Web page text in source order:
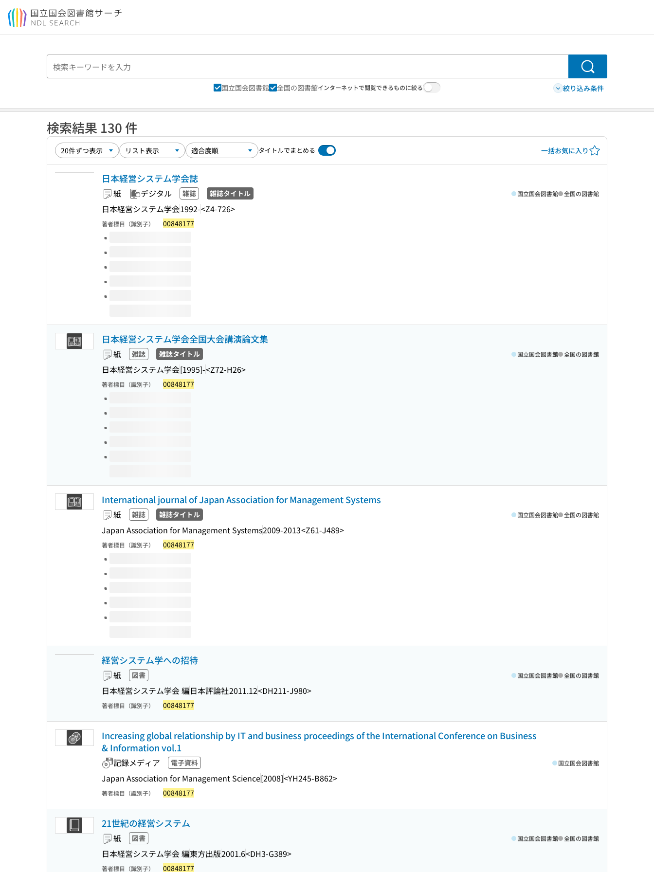
本文へ移動
検索
国立国会図書館 全国の図書館インターネットで閲覧できるものに絞る 絞り込み条件
検索結果 130 件
タイトルでまとめる 一括お気に入り
日本経営システム学会誌
紙 デジタル 雑誌 雑誌タイトル
日本経営システム学会1992-<Z4-726>
国立国会図書館 全国の図書館
著者標目（識別子） 00848177
このタイトルの巻号
日本経営システム学会全国大会講演論文集
紙 雑誌 雑誌タイトル
日本経営システム学会[1995]-<Z72-H26>
国立国会図書館 全国の図書館
著者標目（識別子） 00848177
このタイトルの巻号
International journal of Japan Association for Management Systems
紙 雑誌 雑誌タイトル
Japan Association for Management Systems2009-2013<Z61-J489>
国立国会図書館 全国の図書館
著者標目（識別子） 00848177
このタイトルの巻号
経営システム学への招待
紙 図書
日本経営システム学会 編日本評論社2011.12<DH211-J980>
国立国会図書館 全国の図書館
著者標目（識別子） 00848177
Increasing global relationship by IT and business proceedings of the International Conference on Business
& Information vol.1
記録メディア 電子資料
Japan Association for Management Science[2008]<YH245-B862>
国立国会図書館
著者標目（識別子） 00848177
21世紀の経営システム
紙 図書
日本経営システム学会 編東方出版2001.6<DH3-G389>
国立国会図書館 全国の図書館
著者標目（識別子） 00848177